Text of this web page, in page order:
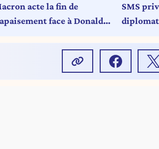
acte la fin de
face à Donald
SMS